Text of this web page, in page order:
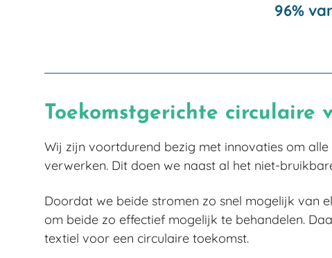
96%
Toekomstgerichte circulaire
Wij zijn voortdurend bezig met innovaties om
verwerken. Dit doen we naast al het niet-
Doordat we beide stromen zo snel mogelijk van
om beide zo effectief mogelijk te behandelen.
textiel voor een circulaire toekomst.